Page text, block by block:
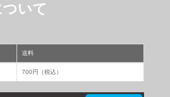
いて
送料
700円（税込）